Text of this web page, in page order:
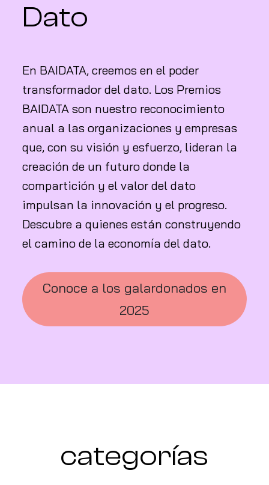
Dato
En BAIDATA, creemos en el poder
transformador del dato. Los Premios
BAIDATA son nuestro reconocimiento
anual a las organizaciones y empresas
que, con su visión y esfuerzo, lideran la
creación de un futuro donde la
compartición y el valor del dato
impulsan la innovación y el progreso.
Descubre a quienes están construyendo
el camino de la economía del dato.
Conoce a los galardonados en
2025
categorías